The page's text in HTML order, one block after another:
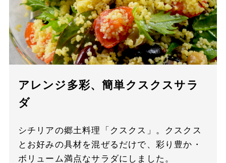
アレンジ多彩、簡単クスクスサラ
ダ
シチリアの郷土料理「クスクス」。クスクス
とお好みの具材を混ぜるだけで、彩り豊か・
ボリューム満点なサラダにしました。